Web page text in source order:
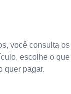
você consulta os
escolhe o que
quer pagar.